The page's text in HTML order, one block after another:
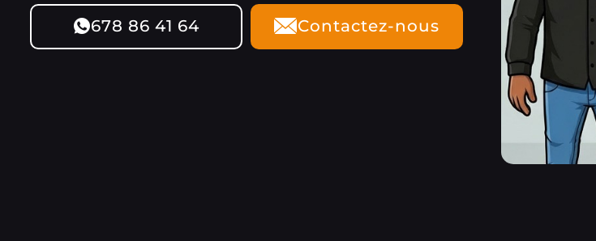
678 86 41 64 Contactez-nous